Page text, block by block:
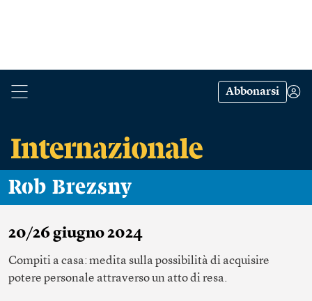
Abbonarsi
Rob Brezsny
20/26 giugno 2024
Compiti a casa: medita sulla possibilità di acquisire
potere personale attraverso un atto di resa.